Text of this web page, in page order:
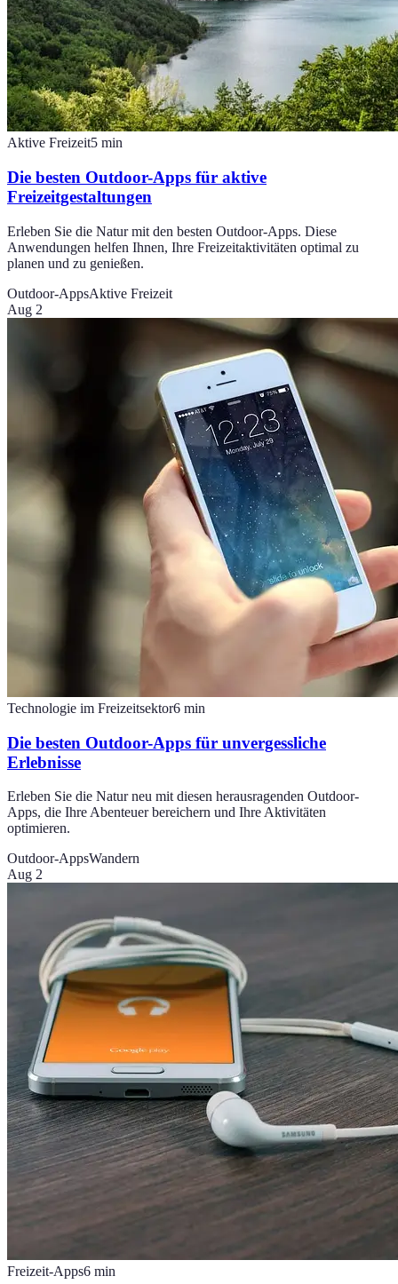
Aktive Freizeit5 min
Die besten Outdoor-Apps für aktive
Freizeitgestaltungen
Erleben Sie die Natur mit den besten Outdoor-Apps. Diese
Anwendungen helfen Ihnen, Ihre Freizeitaktivitäten optimal zu
planen und zu genießen.
Outdoor-AppsAktive Freizeit
Aug 2
Technologie im Freizeitsektor6 min
Die besten Outdoor-Apps für unvergessliche
Erlebnisse
Erleben Sie die Natur neu mit diesen herausragenden Outdoor-
Apps, die Ihre Abenteuer bereichern und Ihre Aktivitäten
optimieren.
Outdoor-AppsWandern
Aug 2
Freizeit-Apps6 min